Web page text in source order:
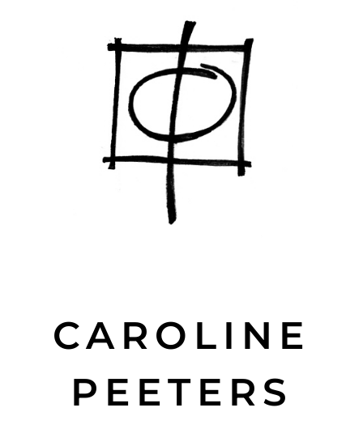
CAROLINE
PEETERS